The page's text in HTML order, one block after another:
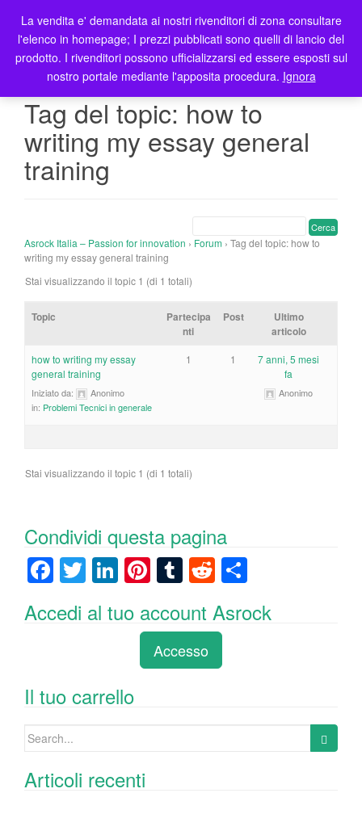
T
o
g
l
a
Tag del topic: how to
writing my essay general
training
Asrock Italia – Passion for innovation › Forum › Tag del topic: how to
writing my essay general training
Stai visualizzando il topic 1 (di 1 totali)
Topic
Partecipa
nti
Post
Ultimo
articolo
how to writing my essay
general training
Iniziato da:
Anonimo
in: Problemi Tecnici in generale
1 1
7 anni, 5 mesi
fa
Anonimo
Stai visualizzando il topic 1 (di 1 totali)
Condividi questa pagina
F
a
c
o
o
k
T
wi
tt
Li
n
k
n
Pi
nt
er
e
st
T
u
m
bl
r
R
e
d
di
t
n
Accedi al tuo account Asrock
Accesso
Il tuo carrello
Search
Articoli recenti
La vendita e' demandata ai nostri rivenditori di zona consultare
l'elenco in homepage; I prezzi pubblicati sono quelli di lancio del
prodotto. I rivenditori possono ufficializzarsi ed essere esposti sul
nostro portale mediante l'apposita procedura. Ignora